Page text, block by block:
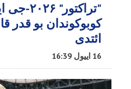
"تراکتور"
کوبوکوندان بو قدر
ائتدی
16 اییول 16:39